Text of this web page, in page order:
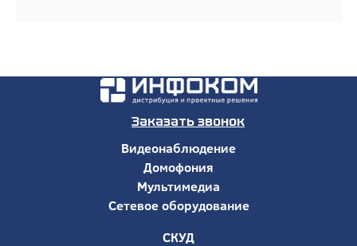
Заказать звонок
Видеонаблюдение
Домофония
Мультимедиа
Сетевое оборудование
СКУД